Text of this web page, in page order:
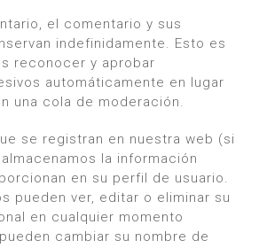
el comentario y sus
indefinidamente. Esto es
reconocer y aprobar
automáticamente en lugar
una cola de moderación.
se registran en nuestra web (si
la información
en su perfil de usuario.
pueden ver, editar o eliminar su
en cualquier momento
cambiar su nombre de